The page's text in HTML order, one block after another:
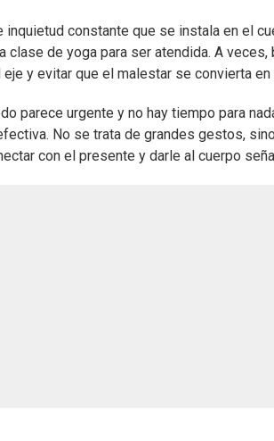
inquietud constante que se instala en el
clase de yoga para ser atendida. A
y evitar que el malestar se convierta
parece urgente y no hay tiempo para
No se trata de grandes gestos,
con el presente y darle al cuerpo